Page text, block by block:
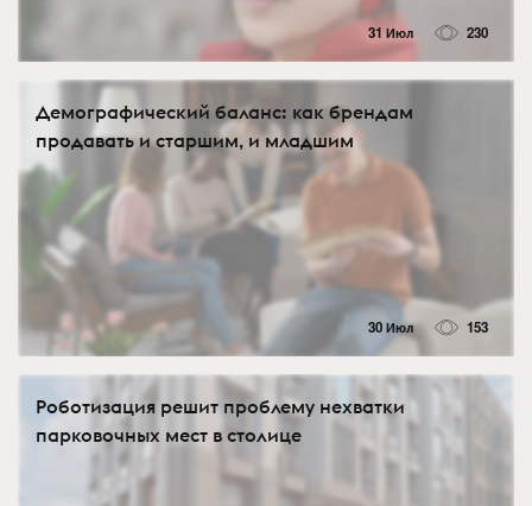
31 Июл 230
Демографический баланс: как брендам
продавать и старшим, и младшим
30 Июл 153
Роботизация решит проблему нехватки
парковочных мест в столице